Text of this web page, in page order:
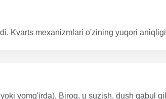
Kvarts mexanizmlari o'zining yuqori
yomg'irda). Biroq, u suzish, dush qabul